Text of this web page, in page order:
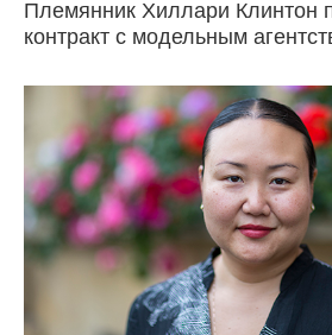
Племянник Хиллари Клинтон
контракт с модельным